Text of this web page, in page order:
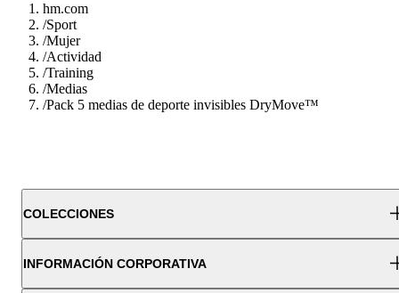
hm.com
/Sport
/Mujer
/Actividad
/Training
/Medias
/Pack 5 medias de deporte invisibles DryMove™
COLECCIONES
INFORMACIÓN CORPORATIVA